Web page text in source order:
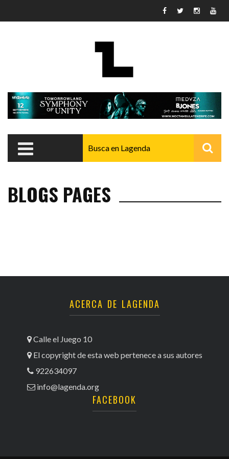
BLOGS PAGES
ACERCA DE LAGENDA
Calle el Juego 10
El copyright de esta web pertenece a sus autores
922634097
info@lagenda.org
FACEBOOK